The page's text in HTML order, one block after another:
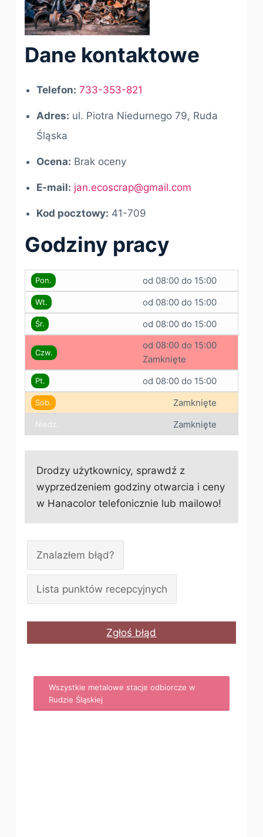
Dane kontaktowe
Telefon: 733-353-821
Adres: ul. Piotra Niedurnego 79, Ruda
Śląska
Ocena: Brak oceny
E-mail: jan.ecoscrap@gmail.com
Kod pocztowy: 41-709
Godziny pracy
Pon. od 08:00 do 15:00
Wt. od 08:00 do 15:00
Śr. od 08:00 do 15:00
Czw.
od 08:00 do 15:00
Zamknięte
Pt. od 08:00 do 15:00
Sob. Zamknięte
Niedz. Zamknięte
Drodzy użytkownicy, sprawdź z
wyprzedzeniem godziny otwarcia i ceny
w Hanacolor telefonicznie lub mailowo!
Znalazłem błąd?
Lista punktów recepcyjnych
Zgłoś błąd
Wszystkie metalowe stacje odbiorcze w
Rudzie Śląskiej